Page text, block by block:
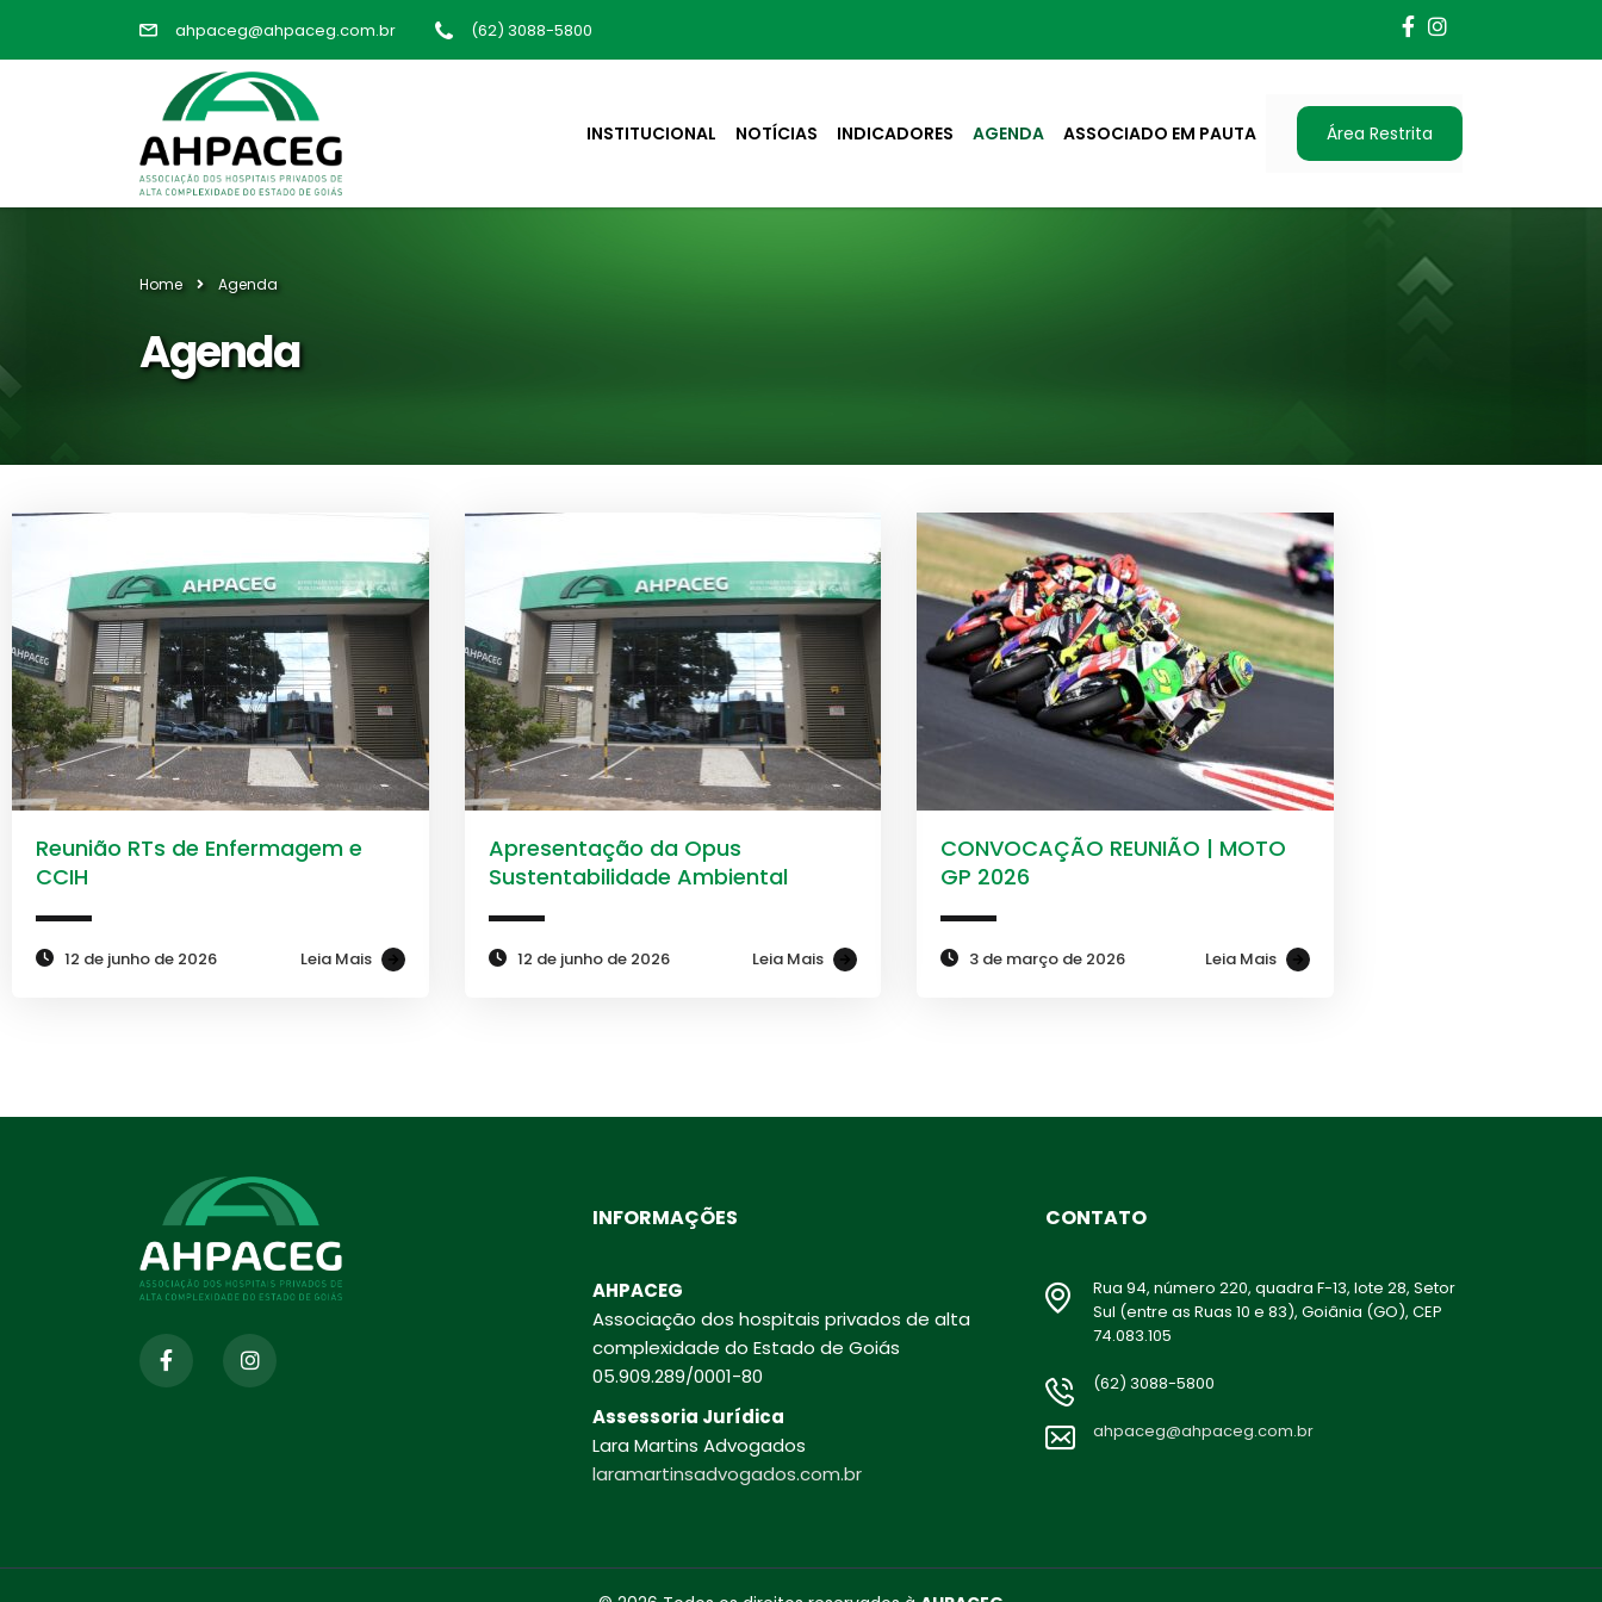
ahpaceg@ahpaceg.com.br (62) 3088-5800
INSTITUCIONAL NOTÍCIAS INDICADORES AGENDA ASSOCIADO EM PAUTA Área Restrita
Home Agenda
Agenda
Reunião RTs de Enfermagem e
CCIH
12 de junho de 2026 Leia Mais
Apresentação da Opus
Sustentabilidade Ambiental
12 de junho de 2026 Leia Mais
CONVOCAÇÃO REUNIÃO | MOTO
GP 2026
3 de março de 2026 Leia Mais
INFORMAÇÕES
AHPACEG
Associação dos hospitais privados de alta
complexidade do Estado de Goiás
05.909.289/0001-80
Assessoria Jurídica
Lara Martins Advogados
laramartinsadvogados.com.br
CONTATO
Rua 94, número 220, quadra F-13, lote 28, Setor
Sul (entre as Ruas 10 e 83), Goiânia (GO), CEP
74.083.105
(62) 3088-5800
ahpaceg@ahpaceg.com.br